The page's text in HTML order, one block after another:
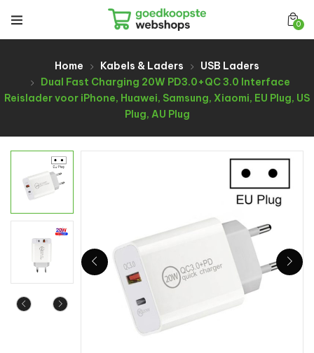
0
Home Kabels & Laders
USB Laders
Dual Fast Charging 20W PD3.0+QC 3.0 Interface
Reislader voor iPhone, Huawei, Samsung, Xiaomi, EU Plug, US
Plug, AU Plug